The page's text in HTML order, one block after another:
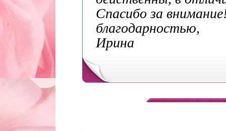
Спасибо за
благодарностью,
Ирина